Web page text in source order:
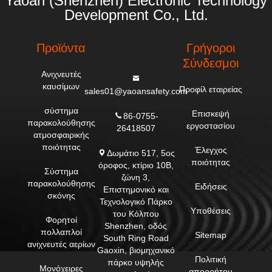
Development Co., Ltd.
Προϊόντα
Ανιχνευτές
καυσίμων
σύστημα
παρακολούθησης
ατμοσφαιρικής
ποιότητας
Σύστημα
παρακολούθησης
σκόνης
Φορητοί
πολλαπλοί
ανιχνευτές αερίων
Μονόχειρες
sales01@yaoansafety.com
86-0755-
26418507
Δωμάτιο 517, 5ος
όροφος, κτίριο 10Β,
ζώνη 3,
Επιστημονικό και
Τεχνολογικό Πάρκο
του Κόλπου
Shenzhen, οδός
South Ring Road
Gaoxin, βιομηχανικό
πάρκο υψηλής
Γρήγοροι
Σύνδεσμοι
Προφίλ εταιρείας
Επισκεψή
εργοστασίου
Έλεγχος
ποιότητας
Ειδήσεις
Υποθέσεις
Sitemap
Πολιτική